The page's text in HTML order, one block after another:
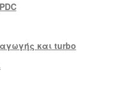
και turbo